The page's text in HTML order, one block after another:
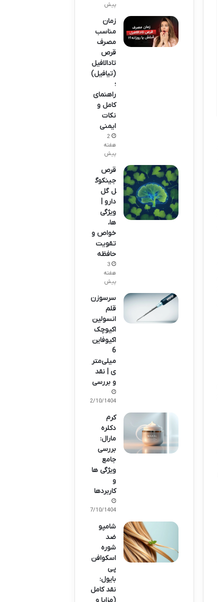
پیش
زمان
مناسب
مصرف
قرص
تادالافیل
(تیافیل)
؛
راهنمای
کامل و
نکات
ایمنی
2
هفته
پیش
قرص
جینکوگ
ل گل
دارو |
ویژگی
ها،
خواص و
تقویت
حافظه
3
هفته
پیش
سرسوزن
قلم
انسولین
اکیوچک
اکیوفاین
6
میلی‌متر
ی | نقد
و بررسی
02/10/1404
کرم
دکلره
مارال:
بررسی
جامع
ویژگی ها
و
کاربردها
07/10/1404
شامپو
ضد
شوره
اسکوافن
پی
بایول:
نقد کامل